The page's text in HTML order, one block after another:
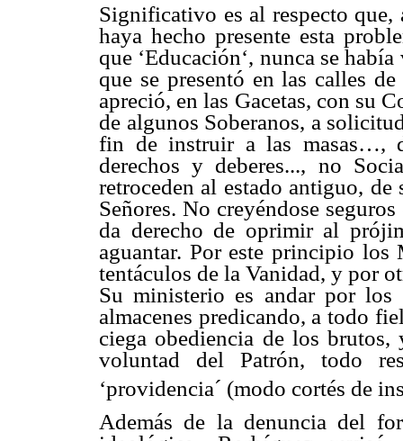
Significativo es al respecto que,
haya hecho presente esta
que ‘Educación‘, nunca se
que se presentó en las calles
apreció, en las Gacetas, con su
de algunos Soberanos, a
fin de instruir a las masas…,
derechos y deberes..., no
retroceden al estado antiguo,
Señores. No creyéndose
da derecho de oprimir al
aguantar. Por este principio
tentáculos de la Vanidad, y por
Su ministerio es andar por
almacenes predicando, a todo
ciega obediencia de los
voluntad del Patrón, todo
‘providencia´ (modo cortés de
Además de la denuncia del